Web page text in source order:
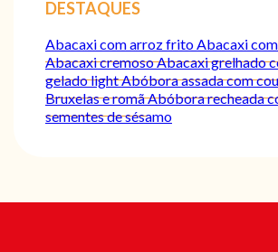
DESTAQUES
Abacaxi com arroz fritoAbacaxi
Abacaxi cremosoAbacaxi grelhado
gelado lightAbóbora assada com
Bruxelas e romãAbóbora recheada
sementes de sésamo